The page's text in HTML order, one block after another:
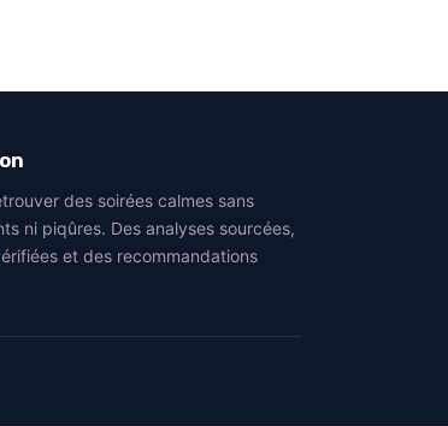
des soirées calmes sans
ni piqûres. Des analyses sourcées,
et des recommandations